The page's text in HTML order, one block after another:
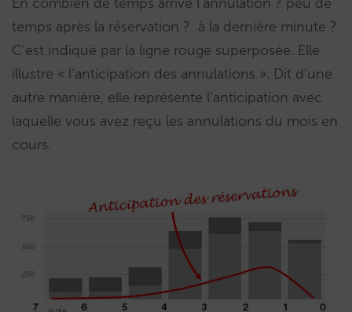
temps après la réservation ? à la dernière minute ?
C’est indiqué par la ligne rouge superposée. Elle
illustre « l’anticipation des annulations ». Dit d’une
autre manière, elle représente l’anticipation avec
laquelle vous avez reçu les annulations du mois en
cours.